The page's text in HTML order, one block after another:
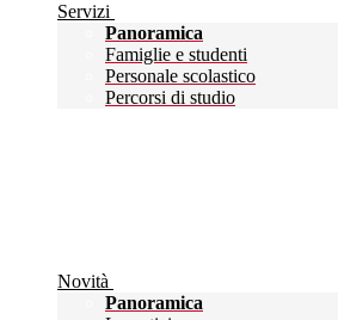
Servizi
Panoramica
Famiglie e studenti
Personale scolastico
Percorsi di studio
Novità
Panoramica